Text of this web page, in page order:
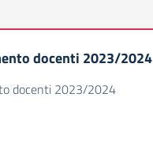
docenti 2023/2024
docenti 2023/2024